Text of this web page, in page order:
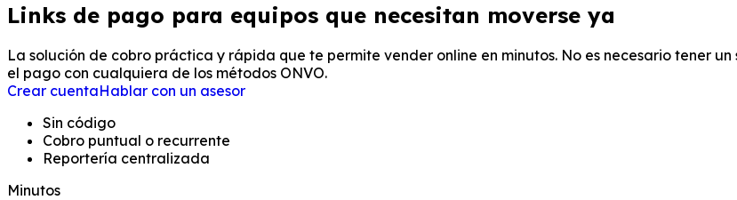
Links de pago para equipos que necesitan moverse ya
La solución de cobro práctica y rápida que te permite vender online en minutos. No es necesario tener
el pago con cualquiera de los métodos ONVO.
Crear cuentaHablar con un asesor
Sin código
Cobro puntual o recurrente
Reportería centralizada
Minutos